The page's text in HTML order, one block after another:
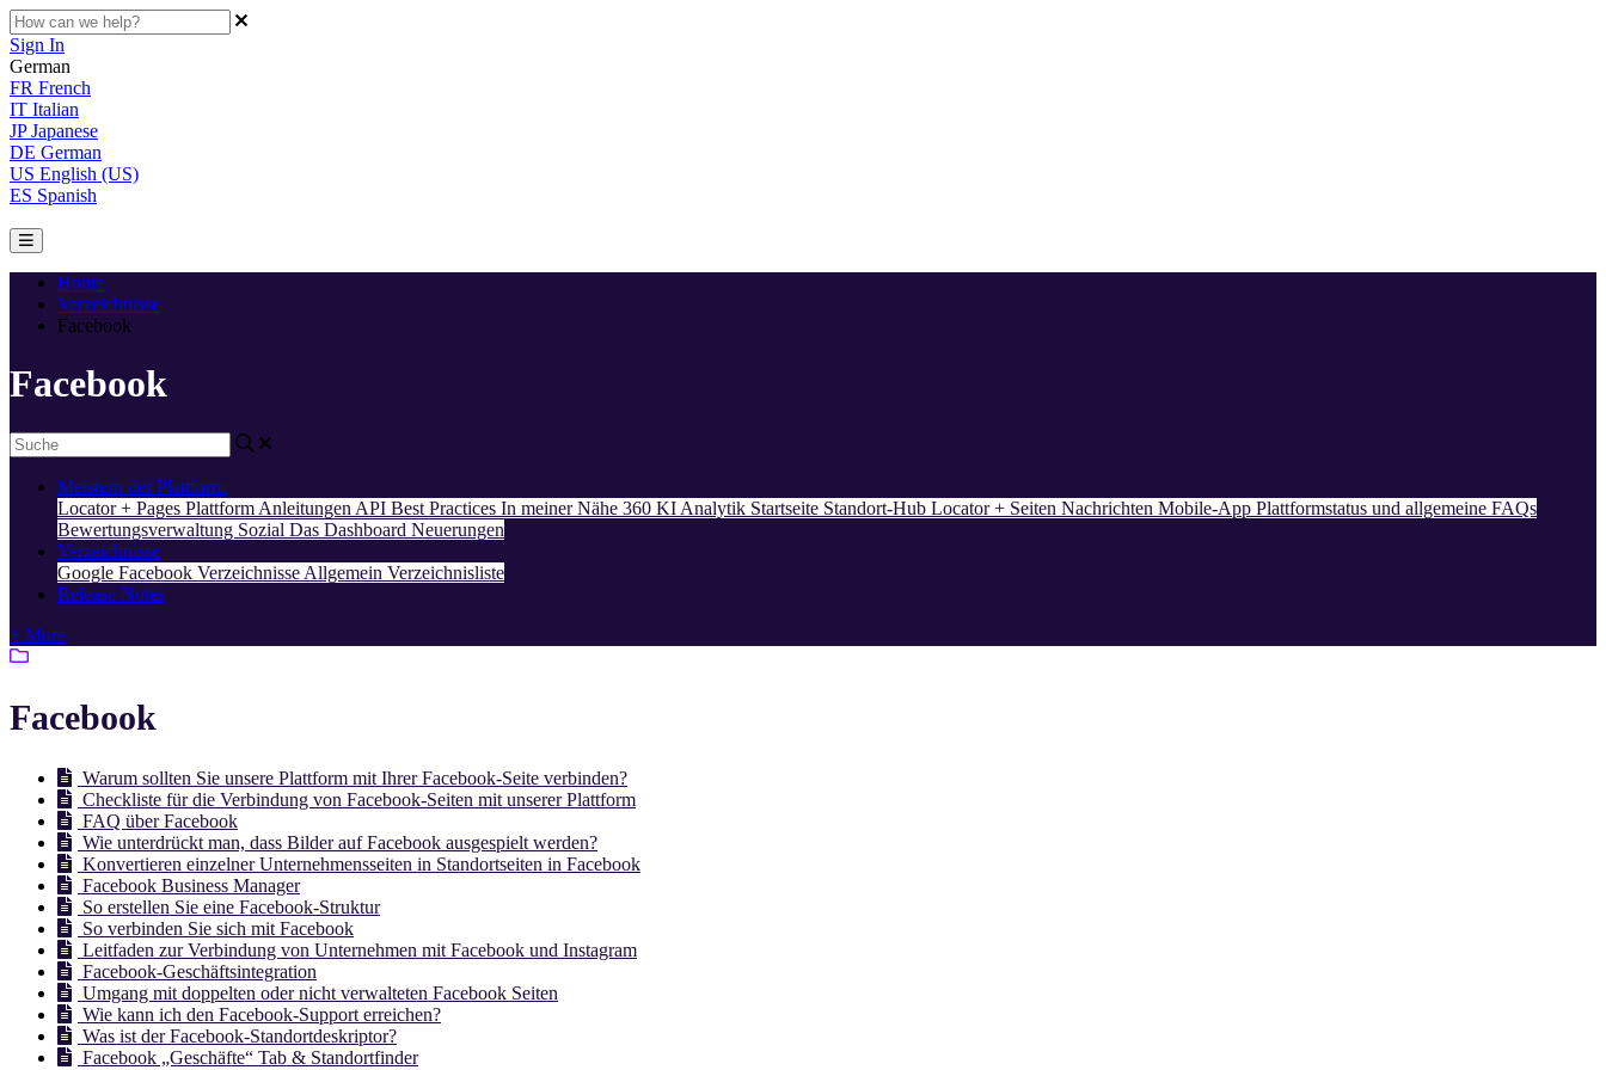
Sign In
German
FR French
IT Italian
JP Japanese
DE German
US English (US)
ES Spanish
Home
Verzeichnisse
Facebook
Facebook
Meistern der Plattform
Locator + Pages Plattform Anleitungen API Best Practices In meiner Nähe 360 KI Analytik Startseite Standort-Hub Locator + Seiten Nachrichten Mobile-App Plattformstatus und allgemeine FAQs
Bewertungsverwaltung Sozial Das Dashboard Neuerungen
Verzeichnisse
Google Facebook Verzeichnisse Allgemein Verzeichnisliste
Release Notes
+ More
Facebook
Warum sollten Sie unsere Plattform mit Ihrer Facebook-Seite verbinden?
Checkliste für die Verbindung von Facebook-Seiten mit unserer Plattform
FAQ über Facebook
Wie unterdrückt man, dass Bilder auf Facebook ausgespielt werden?
Konvertieren einzelner Unternehmensseiten in Standortseiten in Facebook
Facebook Business Manager
So erstellen Sie eine Facebook-Struktur
So verbinden Sie sich mit Facebook
Leitfaden zur Verbindung von Unternehmen mit Facebook und Instagram
Facebook-Geschäftsintegration
Umgang mit doppelten oder nicht verwalteten Facebook Seiten
Wie kann ich den Facebook-Support erreichen?
Was ist der Facebook-Standortdeskriptor?
Facebook „Geschäfte“ Tab & Standortfinder